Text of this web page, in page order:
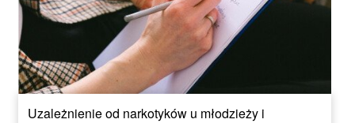
Uzależnienie od narkotyków u młodzieży i